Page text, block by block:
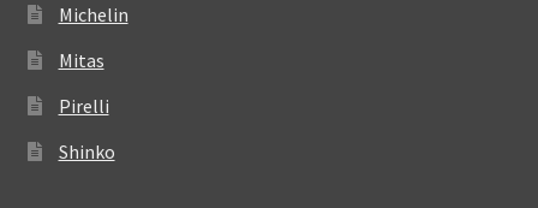
Michelin
Mitas
Pirelli
Shinko